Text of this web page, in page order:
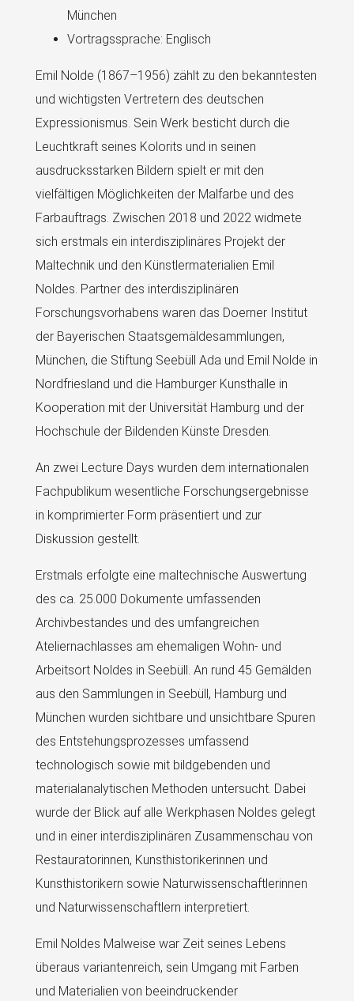
München
Vortragssprache: Englisch
Emil Nolde (1867–1956) zählt zu den bekanntesten
und wichtigsten Vertretern des deutschen
Expressionismus. Sein Werk besticht durch die
Leuchtkraft seines Kolorits und in seinen
ausdrucksstarken Bildern spielt er mit den
vielfältigen Möglichkeiten der Malfarbe und des
Farbauftrags. Zwischen 2018 und 2022 widmete
sich erstmals ein interdisziplinäres Projekt der
Maltechnik und den Künstlermaterialien Emil
Noldes. Partner des interdisziplinären
Forschungsvorhabens waren das Doerner Institut
der Bayerischen Staatsgemäldesammlungen,
München, die Stiftung Seebüll Ada und Emil Nolde in
Nordfriesland und die Hamburger Kunsthalle in
Kooperation mit der Universität Hamburg und der
Hochschule der Bildenden Künste Dresden.
An zwei Lecture Days wurden dem internationalen
Fachpublikum wesentliche Forschungsergebnisse
in komprimierter Form präsentiert und zur
Diskussion gestellt.
Erstmals erfolgte eine maltechnische Auswertung
des ca. 25.000 Dokumente umfassenden
Archivbestandes und des umfangreichen
Ateliernachlasses am ehemaligen Wohn- und
Arbeitsort Noldes in Seebüll. An rund 45 Gemälden
aus den Sammlungen in Seebüll, Hamburg und
München wurden sichtbare und unsichtbare Spuren
des Entstehungsprozesses umfassend
technologisch sowie mit bildgebenden und
materialanalytischen Methoden untersucht. Dabei
wurde der Blick auf alle Werkphasen Noldes gelegt
und in einer interdisziplinären Zusammenschau von
Restauratorinnen, Kunsthistorikerinnen und
Kunsthistorikern sowie Naturwissenschaftlerinnen
und Naturwissenschaftlern interpretiert.
Emil Noldes Malweise war Zeit seines Lebens
überaus variantenreich, sein Umgang mit Farben
und Materialien von beeindruckender